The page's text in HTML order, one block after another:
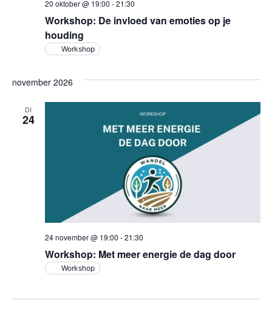
Workshop: De invloed van emoties op je
houding
20 oktober @ 19:00 -21:30
Workshop
november 2026
DI
24
Workshop: Met meer energie de dag door
24 november @ 19:00 -21:30
Workshop